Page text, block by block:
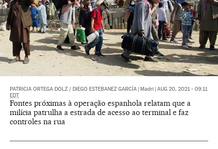
PATRICIA ORTEGA DOLZ / DIEGO ESTEBANEZ GARCÍA Madri
AUG 20, 2021 - 09:11
EDT
Fontes próximas à operação espanhola relatam que a
milícia patrulha a estrada de acesso ao terminal e faz
controles na rua